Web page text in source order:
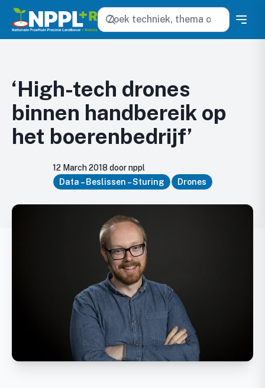
Zoeken
‘High-tech drones
binnen handbereik op
het boerenbedrijf’
12 March 2018 door nppl
Data – Beslissen – Sturing
Drones